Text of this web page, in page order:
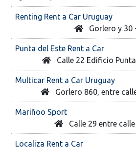
Renting Rent a Car Uruguay
Gorlero y 30
Punta del Este Rent a Car
Calle 22 Edificio
Multicar Rent a Car Uruguay
Gorlero 860, entre
Mariñoo Sport
Calle 29 entre
Localiza Rent a Car